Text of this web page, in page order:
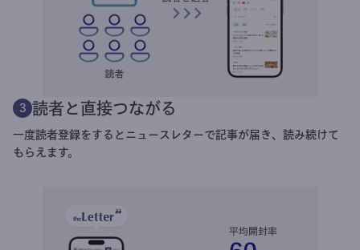
3 読者と直接つながる
一度読者登録をするとニュースレターで記事が届き、読み続けて
もらえます。